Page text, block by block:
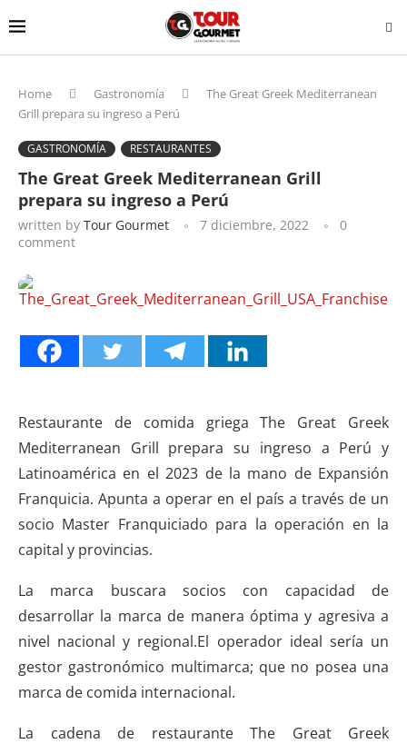
Home Gastronomía
The Great Greek Mediterranean
Grill prepara su ingreso a Perú
GASTRONOMÍA RESTAURANTES
The Great Greek Mediterranean Grill
prepara su ingreso a Perú
written by Tour Gourmet 7 diciembre, 2022
0
comment
Restaurante de comida griega The Great Greek
Mediterranean Grill prepara su ingreso a Perú y
Latinoamérica en el 2023 de la mano de Expansión
Franquicia. Apunta a operar en el país a través de un
socio Master Franquiciado para la operación en la
capital y provincias.
La marca buscara socios con capacidad de
desarrollar la marca de manera óptima y agresiva a
nivel nacional y regional.El operador ideal sería un
gestor gastronómico multimarca; que no posea una
marca de comida internacional.
La cadena de restaurante The Great Greek